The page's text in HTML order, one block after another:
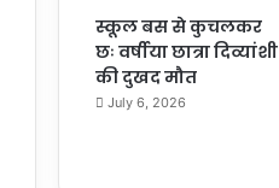
स्कूल बस से कुचलकर
छः वर्षीया छात्रा दिव्यांशी
की दुखद मौत
July 6, 2026